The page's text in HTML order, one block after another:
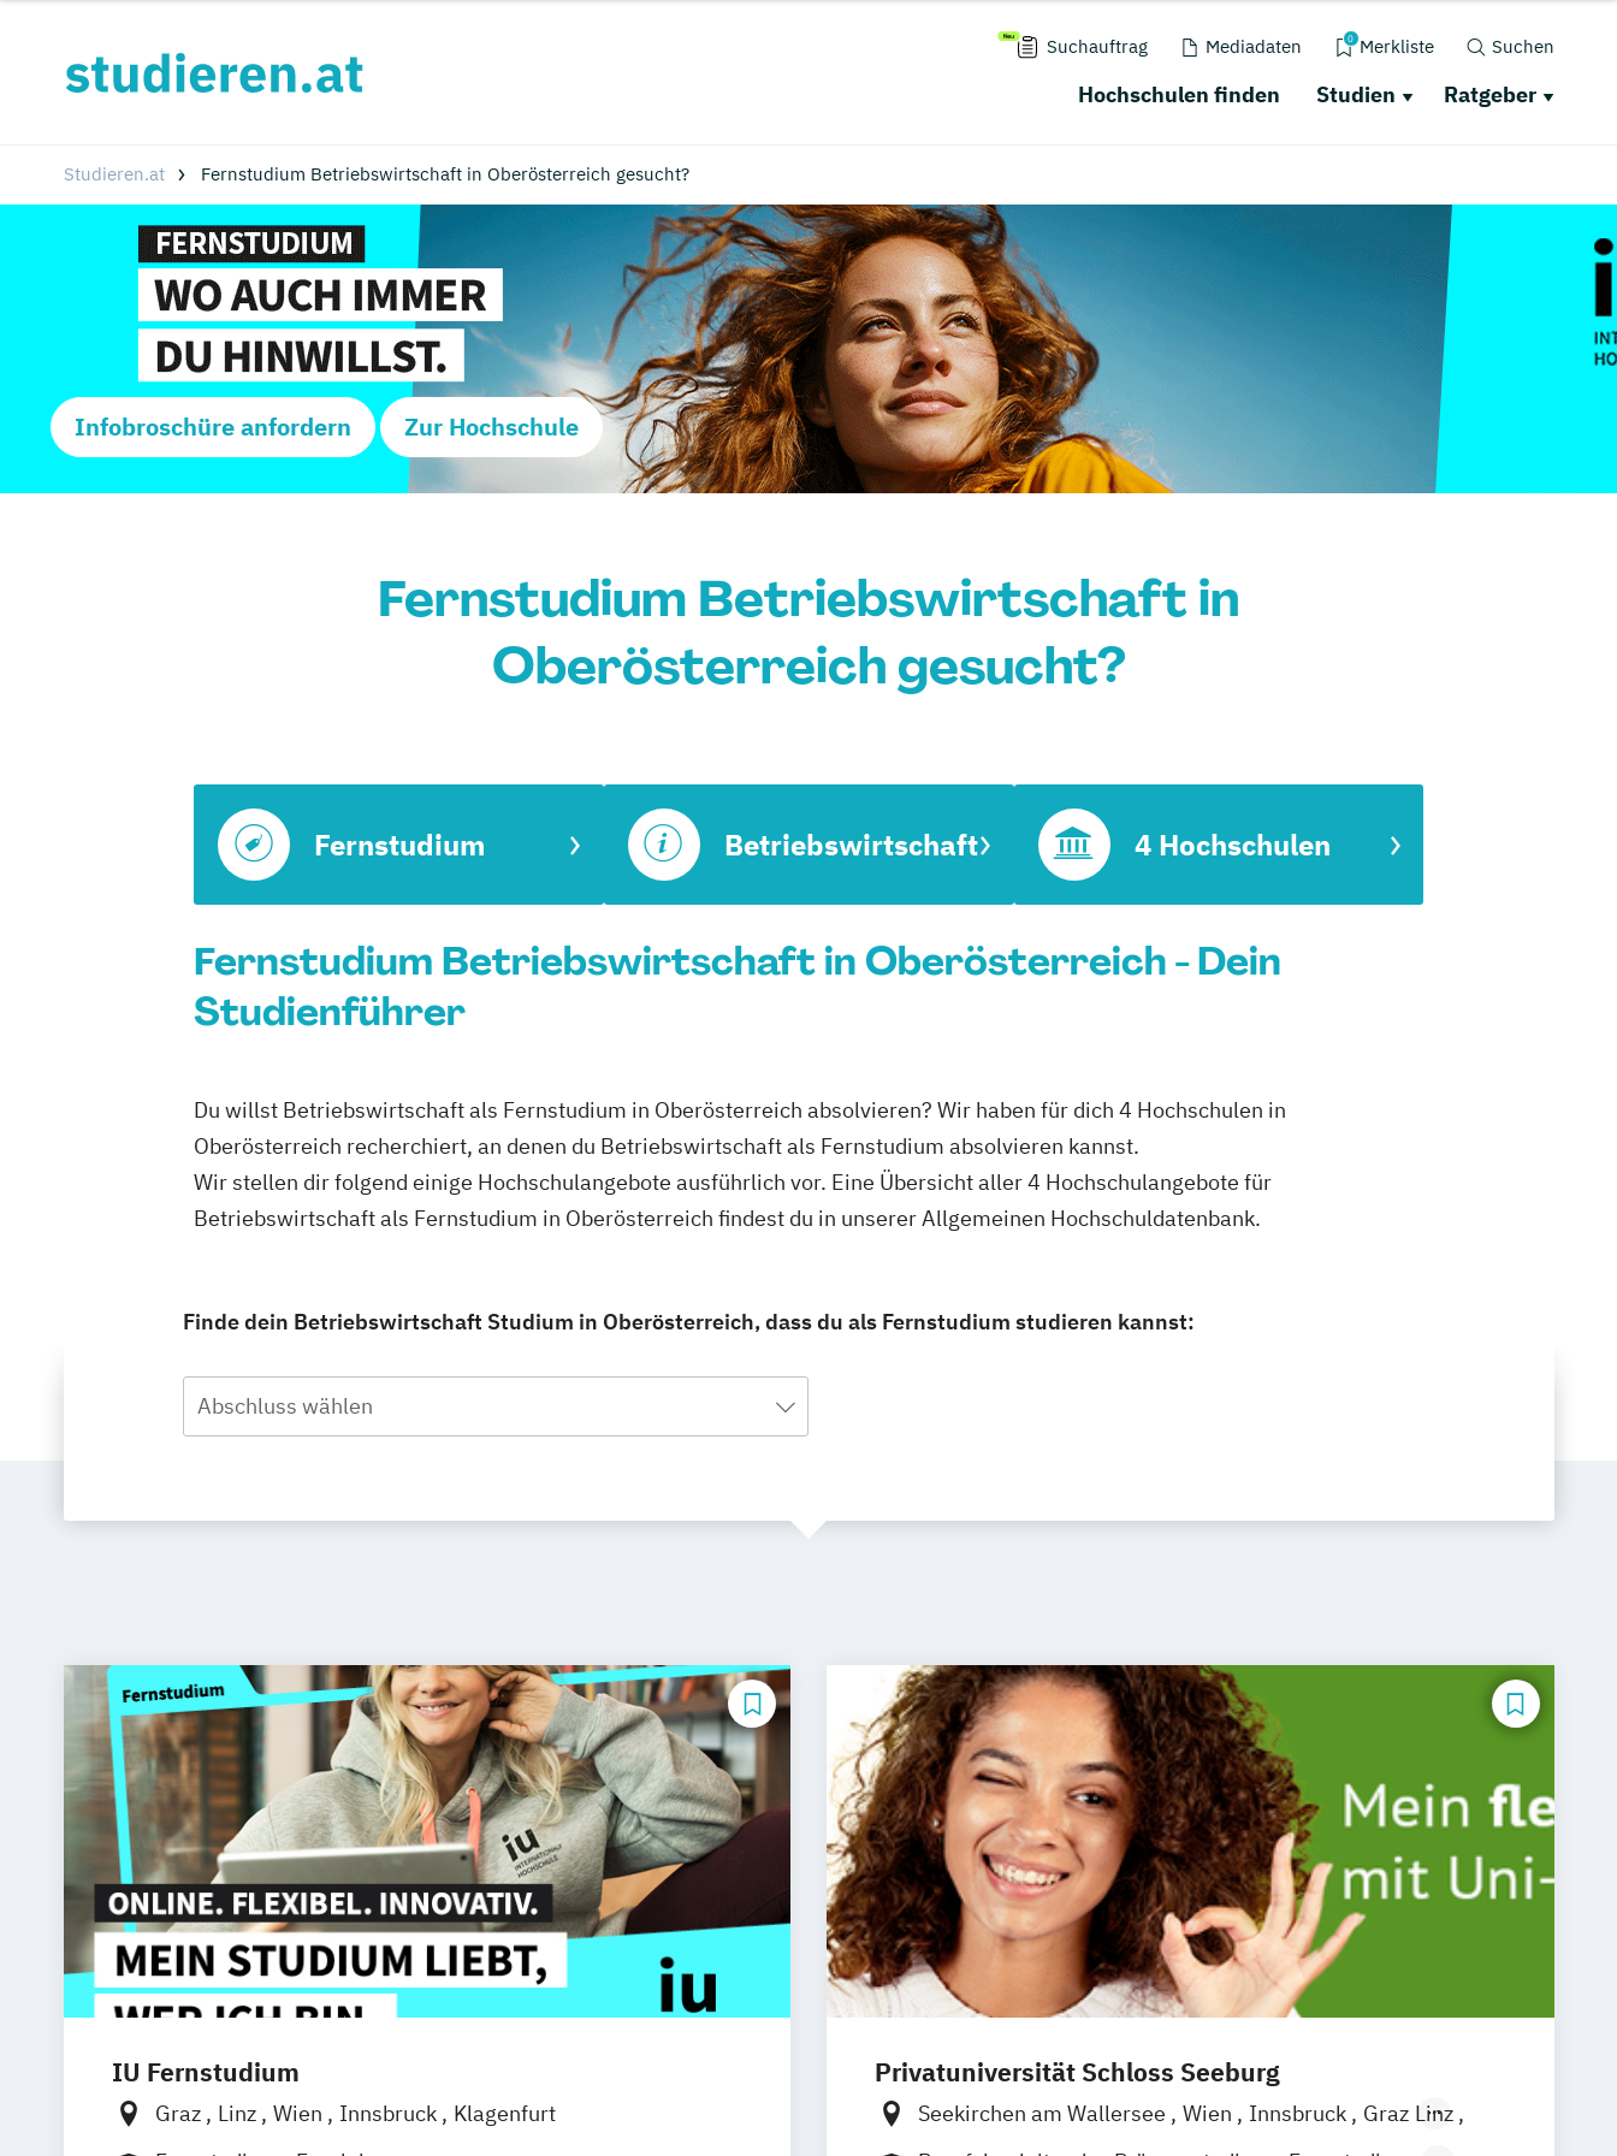
Suchauftrag Mediadaten 0 Merkliste Suchen
Hochschulen finden Studien Ratgeber
Studieren.at Fernstudium Betriebswirtschaft in Oberösterreich gesucht?
Infobroschüre anfordern Zur Hochschule
Fernstudium Betriebswirtschaft in
Oberösterreich gesucht?
Fernstudium Betriebswirtschaft 4 Hochschulen
Fernstudium Betriebswirtschaft in Oberösterreich - Dein
Studienführer
Du willst Betriebswirtschaft als Fernstudium in Oberösterreich absolvieren? Wir haben für dich 4 Hochschulen in
Oberösterreich recherchiert, an denen du Betriebswirtschaft als Fernstudium absolvieren kannst.
Wir stellen dir folgend einige Hochschulangebote ausführlich vor. Eine Übersicht aller 4 Hochschulangebote für
Betriebswirtschaft als Fernstudium in Oberösterreich findest du in unserer Allgemeinen Hochschuldatenbank.
Finde dein Betriebswirtschaft Studium in Oberösterreich, dass du als Fernstudium studieren kannst:
Abschluss wählen
IU Fernstudium
Graz Linz Wien Innsbruck
Klagenfurt
Privatuniversität Schloss Seeburg
Seekirchen am Wallersee Wien Innsbruck Graz Linz
Südtirol
online